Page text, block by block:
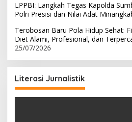
LPPBI: Langkah Tegas Kapolda
Polri Presisi dan Nilai Adat
Terobosan Baru Pola Hidup Sehat:
Diet Alami, Profesional, dan
25/07/2026
Literasi Jurnalistik